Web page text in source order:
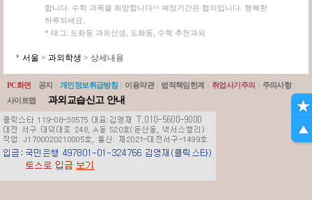
합니다. 수학 과목을 희망합니다^^ 예정기간은 협의입니다. 행복한
하루되세요.
* 태그: 도화동 과외선생, 도화동, 수학 추천과외
서울 > 과외학생 > 상세내용
PC화면 공지 개인정보취급방침 이용약관 법적책임한계 취업사기주의 주의사항
사이트맵
과외교습신고 안내